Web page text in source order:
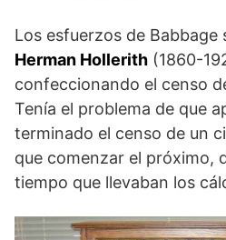
Los esfuerzos de Babbage
Herman Hollerith (1860-
confeccionando el censo
Tenía el problema de que
terminado el censo de un
que comenzar el próximo,
tiempo que llevaban los